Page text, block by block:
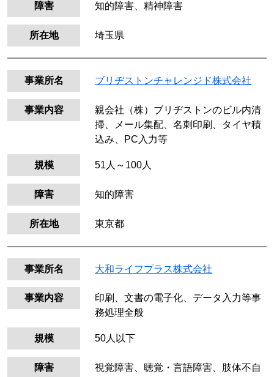
障害 知的障害、精神障害
所在地 埼玉県
事業所名 ブリヂストンチャレンジド株式会社
事業内容
親会社（株）ブリヂストンのビル内清
掃、メール集配、名刺印刷、タイヤ積
込み、PC入力等
規模 51人～100人
障害 知的障害
所在地 東京都
事業所名 大和ライフプラス株式会社
事業内容
印刷、文書の電子化、データ入力等事
務処理全般
規模 50人以下
障害
視覚障害、聴覚・言語障害、肢体不自